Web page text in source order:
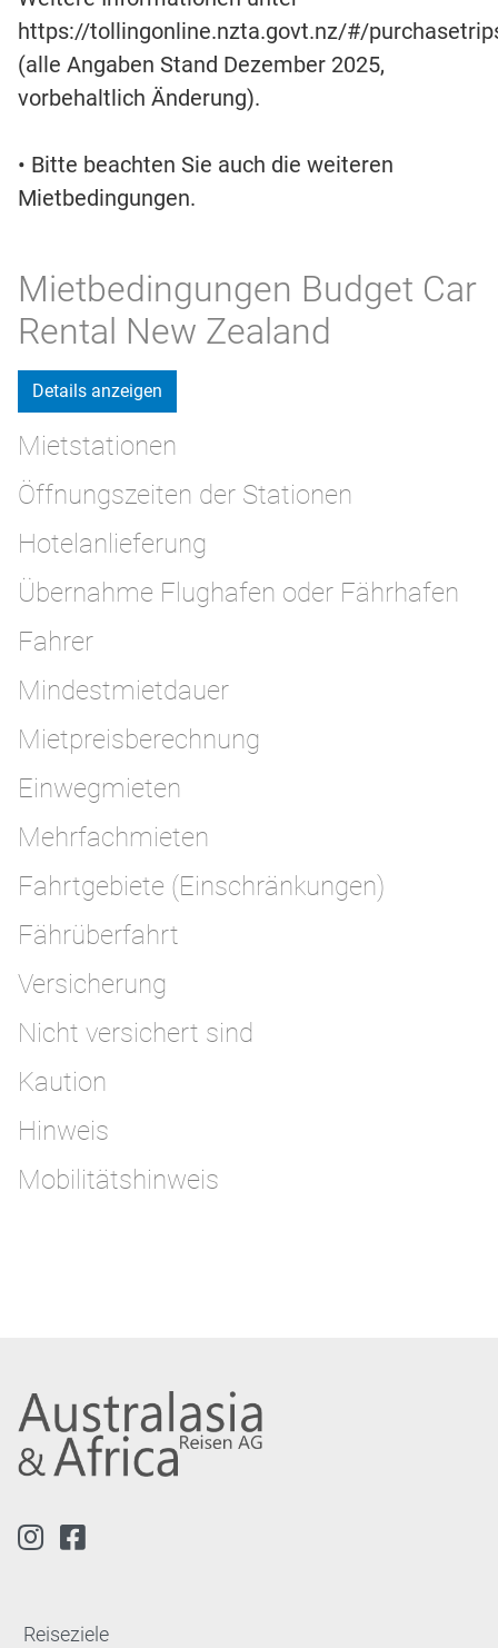
https://tollingonline.nzta.govt.nz/#/
(alle Angaben Stand Dezember 2025,
vorbehaltlich Änderung).
• Bitte beachten Sie auch die weiteren
Mietbedingungen.
Mietbedingungen Budget Car
Rental New Zealand
Details anzeigen
Mietstationen
Öffnungszeiten der Stationen
Hotelanlieferung
Übernahme Flughafen oder Fährhafen
Fahrer
Mindestmietdauer
Mietpreisberechnung
Einwegmieten
Mehrfachmieten
Fahrtgebiete (Einschränkungen)
Fährüberfahrt
Versicherung
Nicht versichert sind
Kaution
Hinweis
Mobilitätshinweis
Reiseziele